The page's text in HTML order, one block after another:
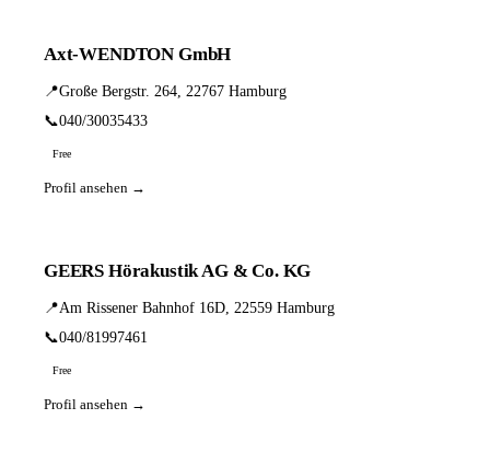
Axt-WENDTON GmbH
📍Große Bergstr. 264, 22767 Hamburg
📞040/30035433
Free
Profil ansehen →
GEERS Hörakustik AG & Co. KG
📍Am Rissener Bahnhof 16D, 22559 Hamburg
📞040/81997461
Free
Profil ansehen →